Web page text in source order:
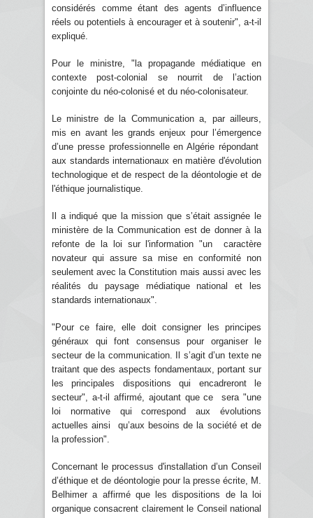
considérés comme étant des agents d’influence
réels ou potentiels à encourager et à soutenir", a-t-il
expliqué.
Pour le ministre, "la propagande médiatique en
contexte post-colonial se nourrit de l’action
conjointe du néo-colonisé et du néo-colonisateur.
Le ministre de la Communication a, par ailleurs,
mis en avant les grands enjeux pour l’émergence
d’une presse professionnelle en Algérie répondant
aux standards internationaux en matière d'évolution
technologique et de respect de la déontologie et de
l'éthique journalistique.
Il a indiqué que la mission que s’était assignée le
ministère de la Communication est de donner à la
refonte de la loi sur l'information "un caractère
novateur qui assure sa mise en conformité non
seulement avec la Constitution mais aussi avec les
réalités du paysage médiatique national et les
standards internationaux".
"Pour ce faire, elle doit consigner les principes
généraux qui font consensus pour organiser le
secteur de la communication. Il s’agit d’un texte ne
traitant que des aspects fondamentaux, portant sur
les principales dispositions qui encadreront le
secteur", a-t-il affirmé, ajoutant que ce sera "une
loi normative qui correspond aux évolutions
actuelles ainsi qu’aux besoins de la société et de
la profession".
Concernant le processus d'installation d’un Conseil
d’éthique et de déontologie pour la presse écrite, M.
Belhimer a affirmé que les dispositions de la loi
organique consacrent clairement le Conseil national